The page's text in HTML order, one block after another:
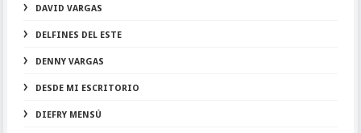
DAVID VARGAS
DELFINES DEL ESTE
DENNY VARGAS
DESDE MI ESCRITORIO
DIEFRY MENSÚ